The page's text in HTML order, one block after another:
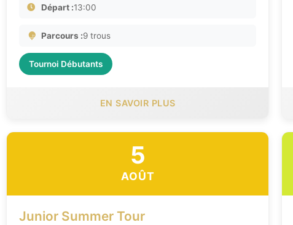
Départ :13:00
Parcours :9 trous
Tournoi Débutants
EN SAVOIR PLUS
5
AOÛT
Junior Summer Tour